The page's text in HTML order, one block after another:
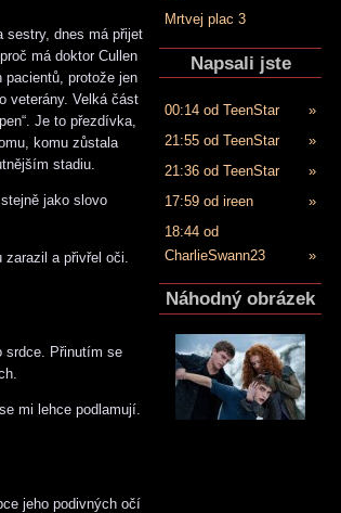
sestry, dnes má přijet
má doktor Cullen
protože jen
veterány. Velká část
Je to přezdívka,
komu zůstala
stadiu.
jako slovo
zarazil a přivřel oči.
srdce. Přinutím se
mi lehce podlamují.
jeho podivných očí
Mrtvej plac 3
Napsali jste
00:14 od TeenStar
»
21:55 od TeenStar
»
21:36 od TeenStar
»
17:59 od ireen
»
18:44 od
CharlieSwann23
»
Náhodný obrázek